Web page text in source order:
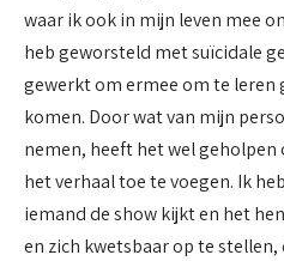
waar ik ook in mijn leven mee
heb geworsteld met suïcidale
gewerkt om ermee om te leren
komen. Door wat van mijn
nemen, heeft het wel
het verhaal toe te voegen. Ik
iemand de show kijkt en het
en zich kwetsbaar op te